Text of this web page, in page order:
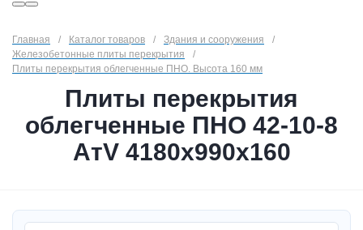
Главная / Каталог товаров / Здания и сооружения
/
Железобетонные плиты перекрытия
/
Плиты перекрытия облегченные ПНО. Высота 160 мм
Плиты перекрытия
облегченные ПНО 42-10-8
АтV 4180х990х160